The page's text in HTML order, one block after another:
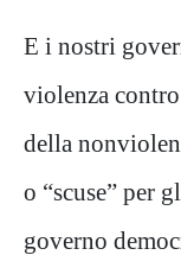
E i nostri
violenza
della
o “scuse” per
governo